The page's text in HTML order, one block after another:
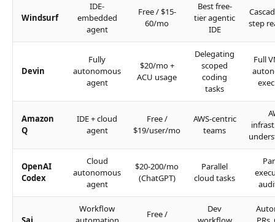
Windsurf
IDE-
embedded
agent
Free / $15-
60/mo
Best free-
tier agentic
IDE
step
Devin
Fully
autonomous
agent
$20/mo +
ACU usage
Delegating
scoped
coding
tasks
Full
Amazon
Q
IDE + cloud
agent
Free /
$19/user/mo
AWS-centric
teams
OpenAI
Codex
Cloud
autonomous
agent
$20-200/mo
(ChatGPT)
Parallel
cloud tasks
Workflow
Free /
Dev